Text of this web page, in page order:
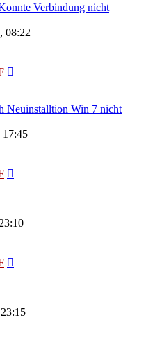
Verbindung nicht
08:22
Neuinstalltion Win 7 nicht
17:45